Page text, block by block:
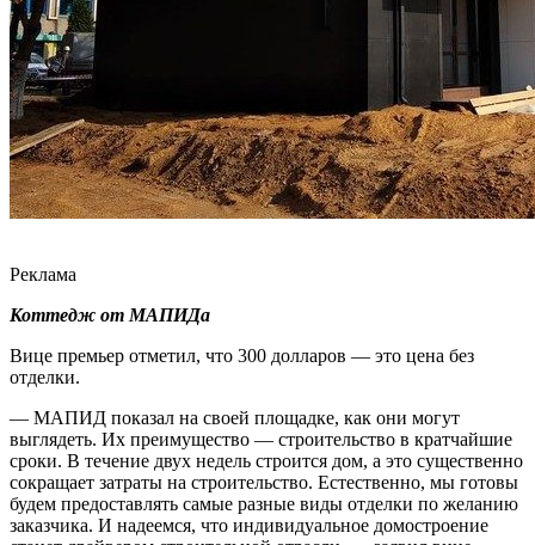
Реклама
Коттедж от МАПИДа
Вице премьер отметил, что 300 долларов — это цена без
отделки.
— МАПИД показал на своей площадке, как они могут
выглядеть. Их преимущество — строительство в кратчайшие
сроки. В течение двух недель строится дом, а это существенно
сокращает затраты на строительство. Естественно, мы готовы
будем предоставлять самые разные виды отделки по желанию
заказчика. И надеемся, что индивидуальное домостроение